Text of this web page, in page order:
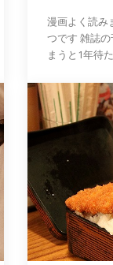
漫画よく読みます 雑誌は買わない所謂
つです 雑誌の刊行ペースが遅い漫画は 最新刊読んでし
まうと1年待